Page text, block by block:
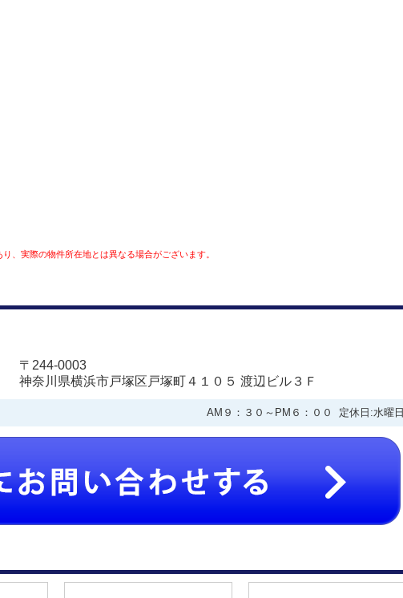
、実際の物件所在地とは異なる場合がございます。
〒244-0003
神奈川県横浜市戸塚区戸塚町４１０５ 渡辺ビル３Ｆ
AM９：３０～PM６：００ 定休日:水曜日